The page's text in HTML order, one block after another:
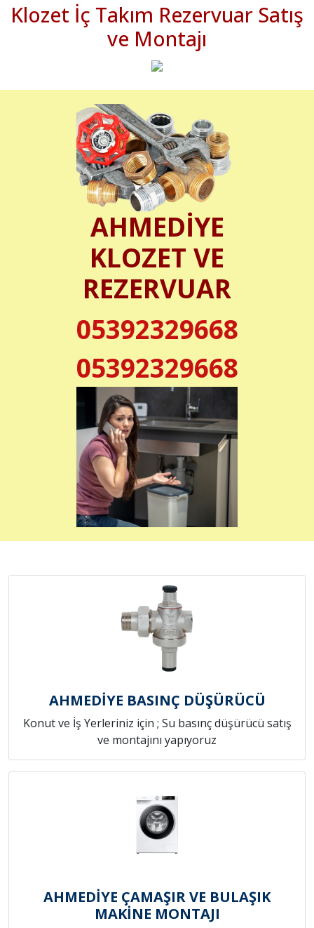
Klozet İç Takım Rezervuar Satış
ve Montajı
AHMEDİYE
KLOZET VE
REZERVUAR
05392329668
05392329668
AHMEDİYE BASINÇ DÜŞÜRÜCÜ
Konut ve İş Yerleriniz için ; Su basınç düşürücü satış
ve montajını yapıyoruz
AHMEDİYE ÇAMAŞIR VE BULAŞIK
MAKİNE MONTAJI